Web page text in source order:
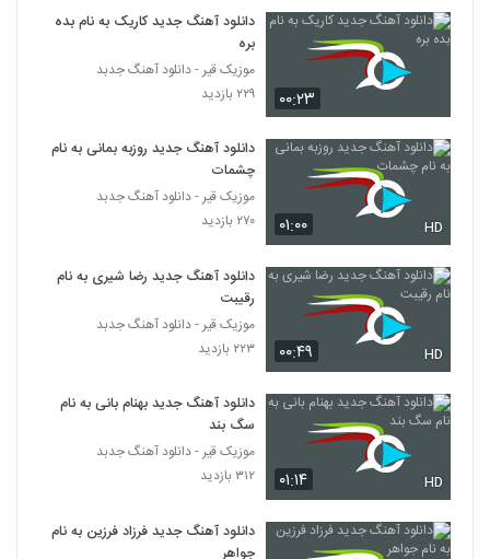
دانلود آهنگ ببار بارون از مهدی مشدانی
225
علی حبیبی آهنگ دیوونگی
آهنگ با تو خوشم از محمد رمضان(پاپ)
دانلود آهنگ خود عشق از احسان زرافشانی
۶۴۲ بازدید
دانلود آهنگ عزیزم از آصف آریا
229
دانلود آهنگ داریوش خزاعی گیر چشاتم
۰۰:۲۳
دانلود آهنگ جدید کاریک به نام بده
بره
موزیک قیر - دانلود آهنگ جدبد
۲۲۹ بازدید
۰۱:۰۰ HD
دانلود آهنگ جدید روزبه بمانی به نام
چشمات
موزیک قیر - دانلود آهنگ جدبد
۲۷۰ بازدید
۰۰:۴۹ HD
دانلود آهنگ جدید رضا شیری به نام
رقیبت
موزیک قیر - دانلود آهنگ جدبد
۲۲۳ بازدید
۰۱:۱۴ HD
دانلود آهنگ جدید بهنام بانی به نام
سگ بند
موزیک قیر - دانلود آهنگ جدبد
۳۱۲ بازدید
دانلود آهنگ جدید فرزاد فرزین به نام
جواهر